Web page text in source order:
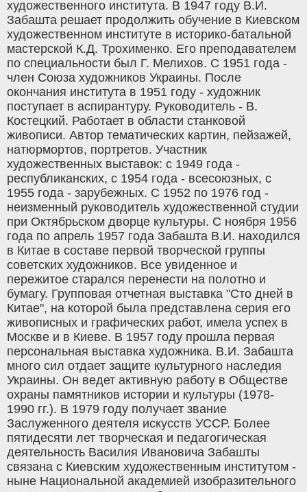
художественного института. В 1947 году В.И.
Забашта решает продолжить обучение в Киевском
художественном институте в историко-батальной
мастерской К.Д. Трохименко. Его преподавателем
по специальности был Г. Мелихов. С 1951 года -
член Союза художников Украины. После
окончания института в 1951 году - художник
поступает в аспирантуру. Руководитель - В.
Костецкий. Работает в области станковой
живописи. Автор тематических картин, пейзажей,
натюрмортов, портретов. Участник
художественных выставок: с 1949 года -
республиканских, с 1954 года - всесоюзных, с
1955 года - зарубежных. С 1952 по 1976 год -
неизменный руководитель художественной студии
при Октябрьском дворце культуры. С ноября 1956
года по апрель 1957 года Забашта В.И. находился
в Китае в составе первой творческой группы
советских художников. Все увиденное и
пережитое старался перенести на полотно и
бумагу. Групповая отчетная выставка "Сто дней в
Китае", на которой была представлена серия его
живописных и графических работ, имела успех в
Москве и в Киеве. В 1957 году прошла первая
персональная выставка художника. В.И. Забашта
много сил отдает защите культурного наследия
Украины. Он ведет активную работу в Обществе
охраны памятников истории и культуры (1978-
1990 гг.). В 1979 году получает звание
Заслуженного деятеля искусств УССР. Более
пятидесяти лет творческая и педагогическая
деятельность Василия Ивановича Забашты
связана с Киевским художественным институтом -
ныне Национальной академией изобразительного